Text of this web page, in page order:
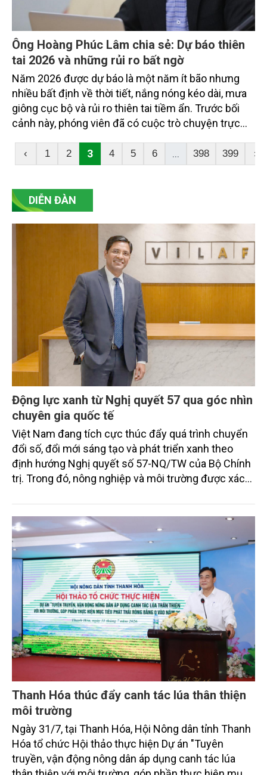
Ông Hoàng Phúc Lâm chia sẻ: Dự báo thiên
tai 2026 và những rủi ro bất ngờ
Năm 2026 được dự báo là một năm ít bão nhưng
nhiều bất định về thời tiết, nắng nóng kéo dài, mưa
giông cục bộ và rủi ro thiên tai tiềm ẩn. Trước bối
cảnh này, phóng viên đã có cuộc trò chuyện trực
tâm Dự báo Khí tượng Thủy văn Quốc gia. Để tìm
hiểu sâu hơn về xu hướng thiên tai trong năm mới,
sớm, nhằm giúp cộng đồng và các địa phương chủ
động ứng phó. Tạp chí Nông nghiệp và Môi trường
điện tử xin giới thiệu đến bạn đọc nội dung phỏng
‹ 1 2 3 4 5 6 ... 398 399 ›
DIỄN ĐÀN
Động lực xanh từ Nghị quyết 57 qua góc nhìn
chuyên gia quốc tế
Việt Nam đang tích cực thúc đẩy quá trình chuyển
đổi số, đổi mới sáng tạo và phát triển xanh theo
định hướng Nghị quyết số 57-NQ/TW của Bộ Chính
trị. Trong đó, nông nghiệp và môi trường được xác
sắc bởi các tiến bộ công nghệ và cam kết bền vững
toàn cầu, đặc biệt là mục tiêu đưa phát thải ròng
bằng 0 (Net-Zero) vào năm 2050.
Thanh Hóa thúc đẩy canh tác lúa thân thiện
môi trường
Ngày 31/7, tại Thanh Hóa, Hội Nông dân tỉnh Thanh
Hóa tổ chức Hội thảo thực hiện Dự án "Tuyên
truyền, vận động nông dân áp dụng canh tác lúa